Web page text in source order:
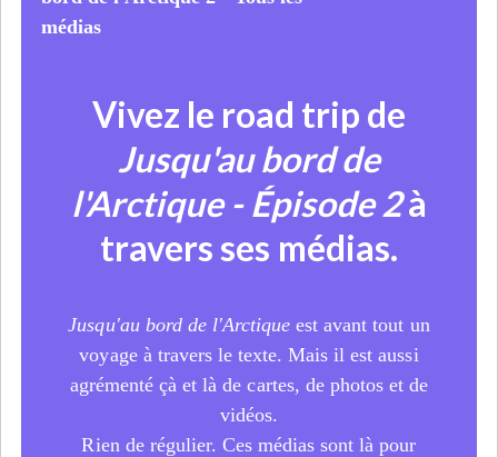
Vivez le road trip de
Jusqu'au bord de
l'Arctique - Épisode 2à
travers ses médias.
Jusqu'au bord de l'Arctique est avant tout un
voyage à travers le texte. Mais il est aussi
agrémenté çà et là de cartes, de photos et de
vidéos.
Rien de régulier. Ces médias sont là pour